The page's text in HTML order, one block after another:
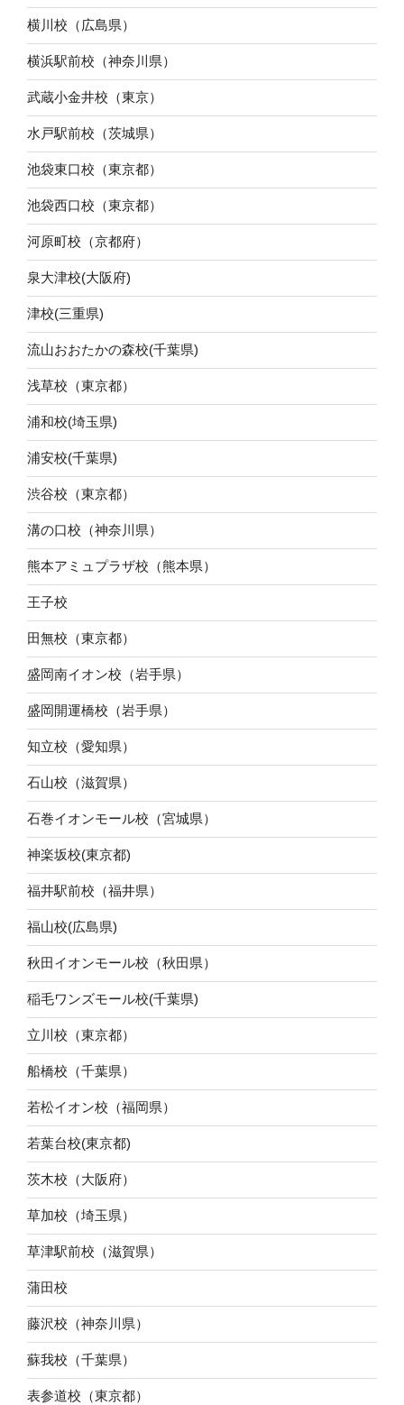
横川校（広島県）
横浜駅前校（神奈川県）
武蔵小金井校（東京）
水戸駅前校（茨城県）
池袋東口校（東京都）
池袋西口校（東京都）
河原町校（京都府）
泉大津校(大阪府)
津校(三重県)
流山おおたかの森校(千葉県)
浅草校（東京都）
浦和校(埼玉県)
浦安校(千葉県)
渋谷校（東京都）
溝の口校（神奈川県）
熊本アミュプラザ校（熊本県）
王子校
田無校（東京都）
盛岡南イオン校（岩手県）
盛岡開運橋校（岩手県）
知立校（愛知県）
石山校（滋賀県）
石巻イオンモール校（宮城県）
神楽坂校(東京都)
福井駅前校（福井県）
福山校(広島県)
秋田イオンモール校（秋田県）
稲毛ワンズモール校(千葉県)
立川校（東京都）
船橋校（千葉県）
若松イオン校（福岡県）
若葉台校(東京都)
茨木校（大阪府）
草加校（埼玉県）
草津駅前校（滋賀県）
蒲田校
藤沢校（神奈川県）
蘇我校（千葉県）
表参道校（東京都）